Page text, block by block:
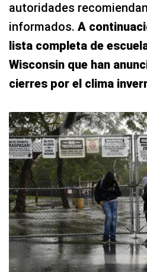
autoridades
informados. A
lista completa de
Wisconsin que han
cierres por el clima